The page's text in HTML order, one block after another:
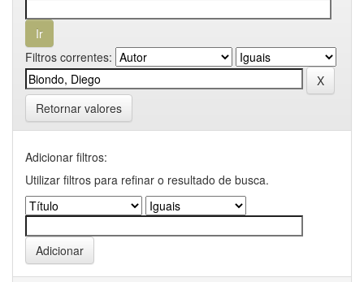
Filtros correntes:
Retornar valores
Adicionar filtros:
Utilizar filtros para refinar o resultado de busca.